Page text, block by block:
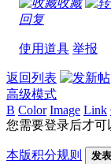
回复
使用道具 举报
返回列表
高级模式
B Color Image Link
您需要登录后才可
本版积分规则 发